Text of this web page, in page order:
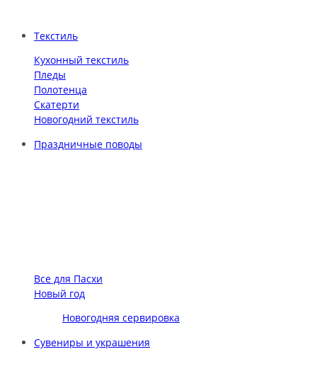
Текстиль
Кухонный текстиль
Пледы
Полотенца
Скатерти
Новогодний текстиль
Праздничные поводы
Все для Пасхи
Новый год
Новогодняя сервировка
Сувениры и украшения